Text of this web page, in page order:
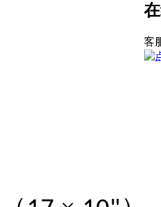
客